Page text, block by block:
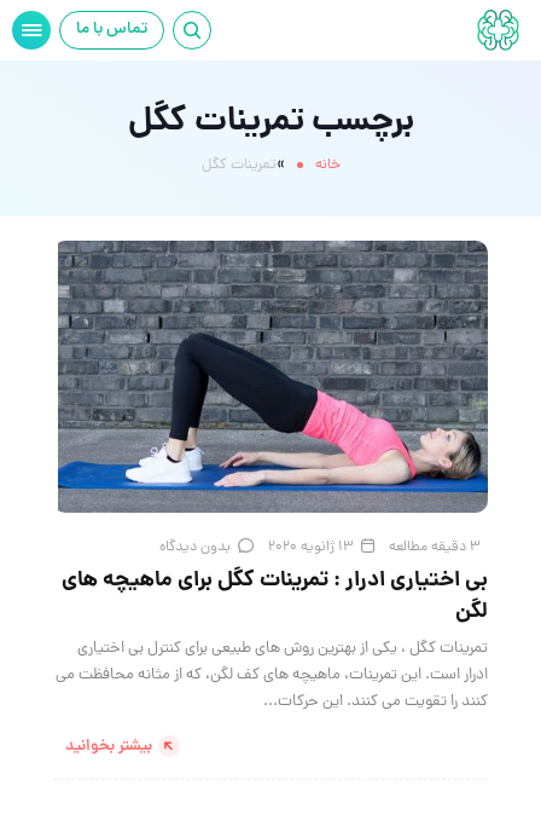
تماس با ما
برچسب تمرینات کگل
خانه »تمرینات کگل
3 دقیقه مطالعه 13 ژانویه 2020 بدون دیدگاه
بی اختیاری ادرار : تمرینات کگل برای ماهیچه های
لگن
تمرینات کگل ، یکی از بهترین روش های طبیعی برای کنترل بی اختیاری
ادرار است. این تمرینات، ماهیچه های کف لگن، که از مثانه محافظت می
کنند را تقویت می کنند. این حرکات...
بیشتر بخوانید